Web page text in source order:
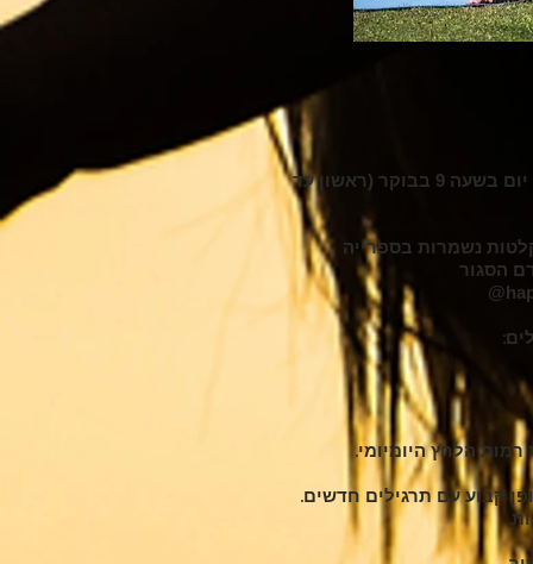
האימונים מתקיימים מדי יום בשעה 9 בבוקר (ראשון עד
נשמרות בספרייה
הסגור
הלחץ היומיומי.
קבוע עם תרגילים חדשים.